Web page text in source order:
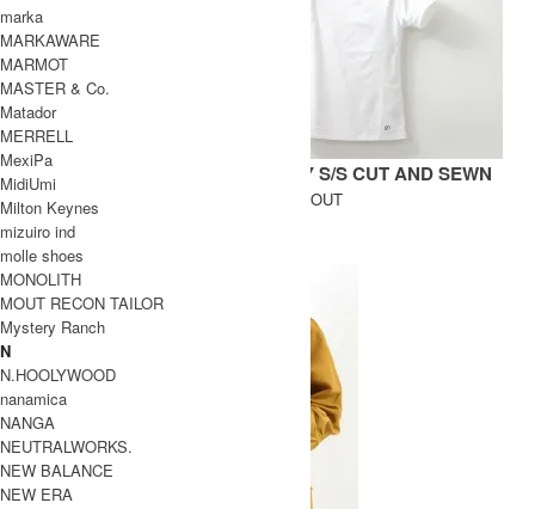
DAILY T/T CUT AND SEWN
SOLD OUT
DAILY S/S CUT AND SEWN
SOLD OUT
DAILY WARDROBE INDUSTRY
デイリーワードローブインダストリー
marka
MARKAWARE
MARMOT
MASTER & Co.
Matador
MERRELL
MexiPa
MidiUmi
Milton Keynes
mizuiro ind
molle shoes
MONOLITH
MOUT RECON TAILOR
Mystery Ranch
N
N.HOOLYWOOD
nanamica
NANGA
NEUTRALWORKS.
NEW BALANCE
NEW ERA